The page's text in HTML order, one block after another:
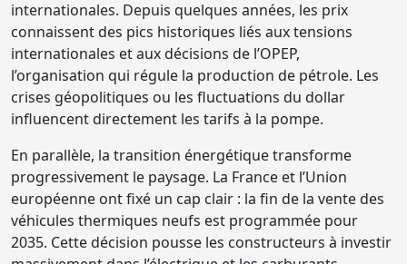
internationales. Depuis quelques années, les prix
connaissent des pics historiques liés aux tensions
internationales et aux décisions de l’OPEP,
l’organisation qui régule la production de pétrole. Les
crises géopolitiques ou les fluctuations du dollar
influencent directement les tarifs à la pompe.
En parallèle, la transition énergétique transforme
progressivement le paysage. La France et l’Union
européenne ont fixé un cap clair : la fin de la vente des
véhicules thermiques neufs est programmée pour
2035. Cette décision pousse les constructeurs à investir